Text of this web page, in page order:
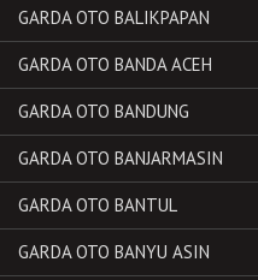
GARDA OTO BALIKPAPAN
GARDA OTO BANDA ACEH
GARDA OTO BANDUNG
GARDA OTO BANJARMASIN
GARDA OTO BANTUL
GARDA OTO BANYU ASIN